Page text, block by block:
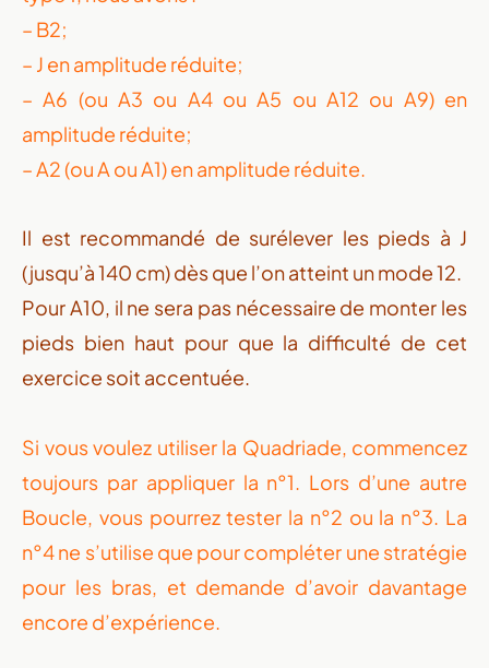
– B2;
– J en amplitude réduite;
– A6 (ou A3 ou A4 ou A5 ou A12 ou A9) en
amplitude réduite;
– A2 (ou A ou A1) en amplitude réduite.
Il est recommandé de surélever les pieds à J
(jusqu’à 140 cm) dès que l’on atteint un mode 12.
Pour A10, il ne sera pas nécessaire de monter les
pieds bien haut pour que la difficulté de cet
exercice soit accentuée.
Si vous voulez utiliser la Quadriade, commencez
toujours par appliquer la n°1. Lors d’une autre
Boucle, vous pourrez tester la n°2 ou la n°3. La
n°4 ne s’utilise que pour compléter une stratégie
pour les bras, et demande d’avoir davantage
encore d’expérience.